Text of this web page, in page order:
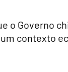
o Governo
contexto